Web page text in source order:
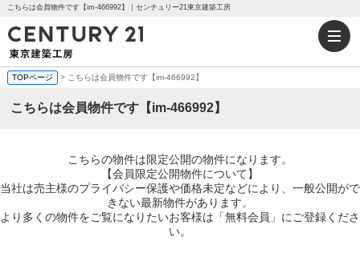
こちらは会員物件です【im-466992】｜センチュリー21東京建築工房
TOPページ > こちらは会員物件です【im-466992】
こちらは会員物件です【im-466992】
こちらの物件は限定公開の物件になります。
【会員限定公開物件について】
当社は売主様のプライバシー保護や価格未定などにより、一般公開がで
きない最新物件があります。
より多くの物件をご覧になりたいお客様は「無料会員」にご登録くださ
い。